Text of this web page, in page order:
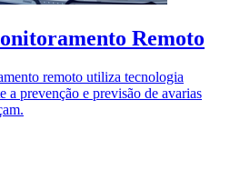
Remoto
remoto utiliza tecnologia
a prevenção e previsão de avarias